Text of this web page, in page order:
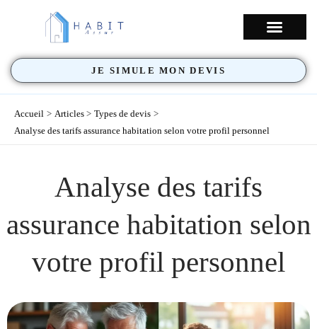
contenu
JE SIMULE MON DEVIS
Accueil Articles
Types de devis
Analyse des tarifs assurance habitation selon votre profil personnel
Analyse des tarifs
assurance habitation selon
votre profil personnel